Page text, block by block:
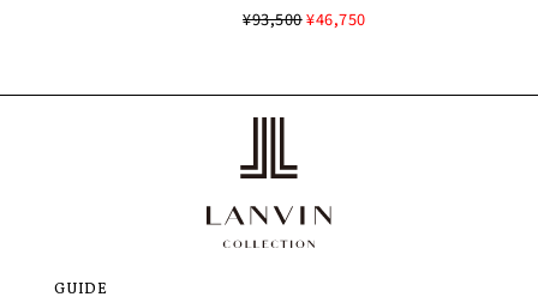
¥93,500¥46,750
GUIDE